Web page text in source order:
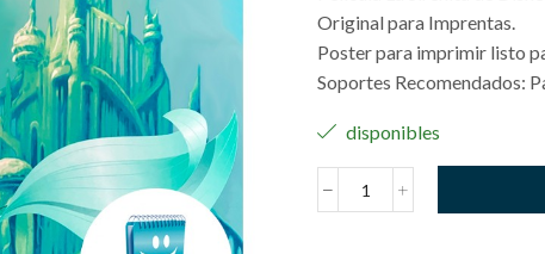
Original para Imprentas.
Poster para imprimir listo
Soportes Recomendados:
disponibles
Ariel